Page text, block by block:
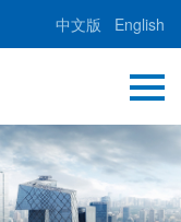
中文版 English